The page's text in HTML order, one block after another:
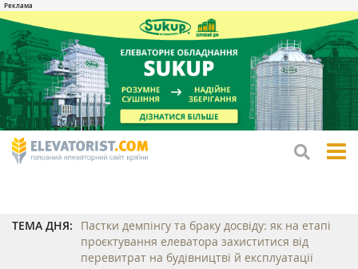
ТЕМА ДНЯ:
Пастки демпінгу та браку досвіду: як на етапі
проєктування елеватора захиститися від
перевитрат на будівництві й експлуатації